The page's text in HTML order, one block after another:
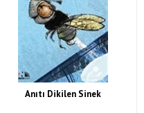
Anıtı Dikilen Sinek